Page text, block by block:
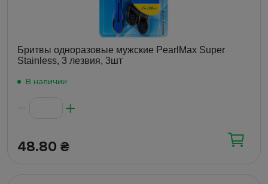
Бритвы одноразовые мужские PearlMax Super
Stainless, 3 лезвия, 3шт
В наличии
48.80 ₴